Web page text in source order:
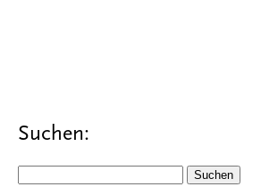
Suchen: